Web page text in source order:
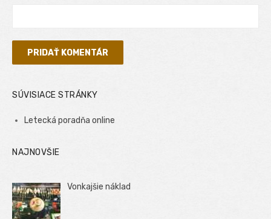
SÚVISIACE STRÁNKY
Letecká poradňa online
NAJNOVŠIE
Vonkajšie náklad